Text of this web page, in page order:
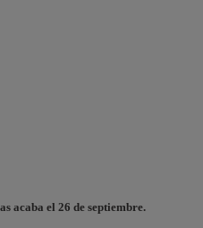
acaba el 26 de septiembre.